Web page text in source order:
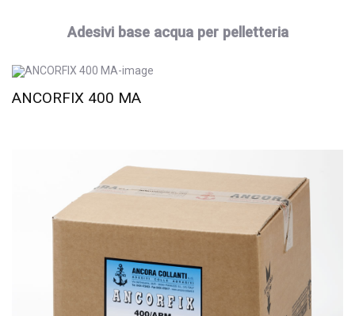
Adesivi base acqua per pelletteria
ANCORFIX 400 MA